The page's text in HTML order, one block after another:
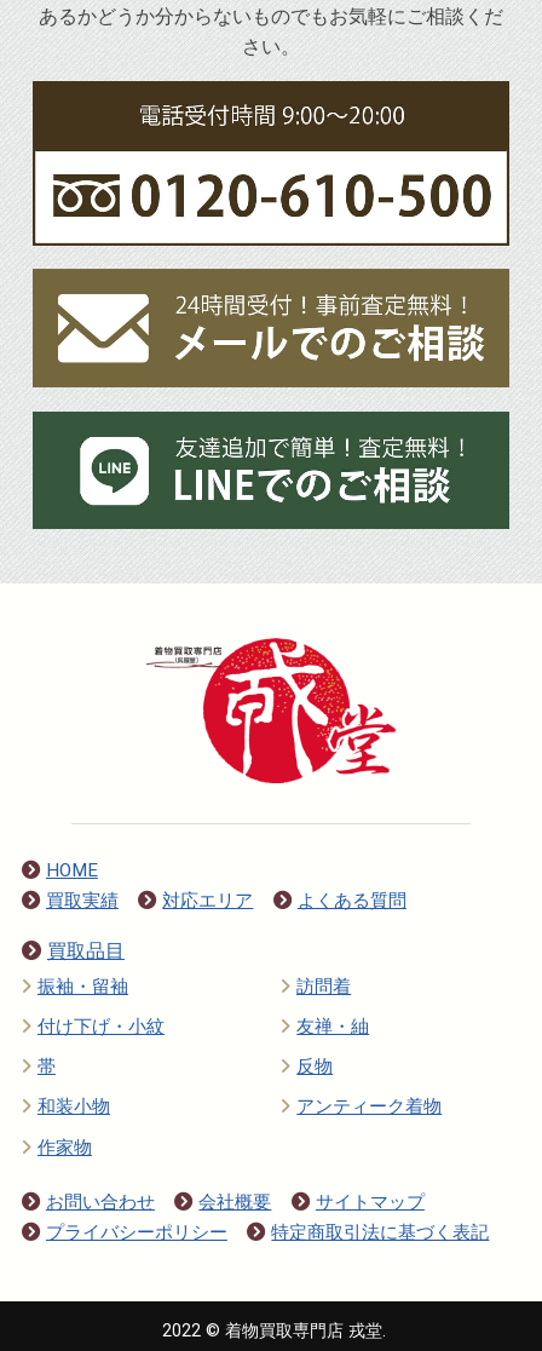
あるかどうか分からないものでもお気軽にご相談くだ
さい。
HOME
買取実績
対応エリア よくある質問
買取品目
振袖・留袖
訪問着
付け下げ・小紋
友禅・紬
帯
反物
和装小物
アンティーク着物
作家物
お問い合わせ 会社概要
サイトマップ
プライバシーポリシー
特定商取引法に基づく表記
2022 © 着物買取専門店 戎堂.